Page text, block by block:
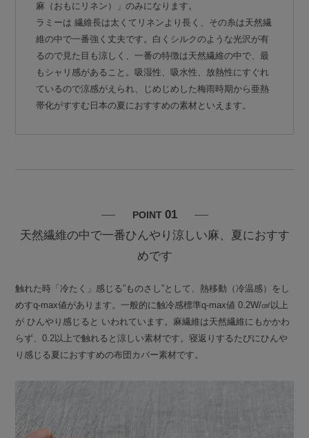
麻（おもにリネン）」のみになります。
ラミーは 繊維長は太くてリネンより長く、その糸は天然繊
維の中で一番強く丈夫です。白くシルクのような光沢が有
るので見た目も涼しく、一番の特徴は天然繊維の中で、最
もシャリ感があること。吸湿性、吸水性、放熱性にすぐれ
ているので涼感がえられ、じめじめした梅雨時期から亜熱
帯化がすすむ日本の夏におすすめの素材といえます。
POINT 01
天然繊維の中で一番ひんやり涼しい麻、夏におすす
めです
触れた時「冷たく」感じる”ものさし”として、熱移動（冷温感）をし
めすq-max値があります。一般的に触冷感標準q-max値 0.2W/㎠以上
が ひんやり感じると いわれています。麻繊維は天然繊維にもかかわ
らず、0.2以上で触れると涼しい素材です。寝返りするたびにひんや
り感じる夏におすすめの布団カバー素材です。